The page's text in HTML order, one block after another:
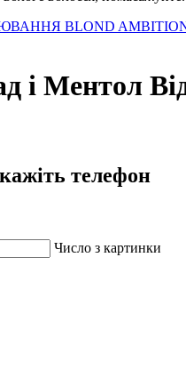
BLOND
Ментол
телефон
Число з картинки